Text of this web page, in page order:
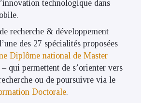
technologique dans
recherche & développement
des 27 spécialités proposées
Diplôme national de Master
– qui permettent de s’orienter vers
ou de poursuivre via le
Doctorale.